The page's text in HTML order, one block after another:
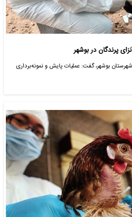
پرندگان در بوشهر
بوشهر، گفت: عملیات پایش و نمونه‌برداری